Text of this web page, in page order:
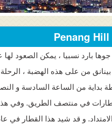
جوها بارد نسبيا ، يمكن الصعود
من على هذه الهضبة ،
بداية من الساعة السادسة
في منتصف الطريق. وفي هذه